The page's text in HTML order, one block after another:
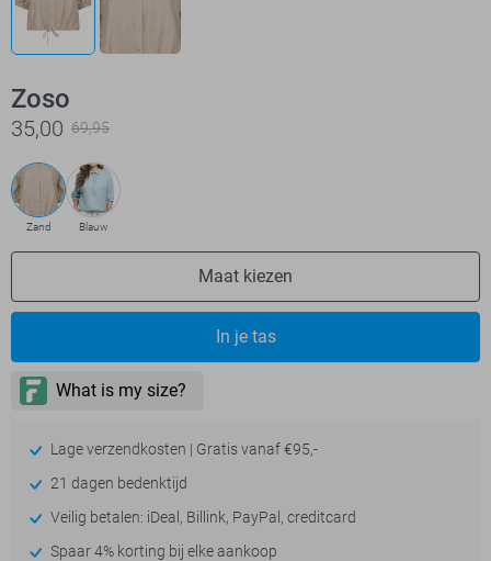
Zoso
35,00 69,95
Zand Blauw
Maat kiezen
In je tas
Lage verzendkosten | Gratis vanaf €95,-
21 dagen bedenktijd
Veilig betalen: iDeal, Billink, PayPal, creditcard
Spaar 4% korting bij elke aankoop